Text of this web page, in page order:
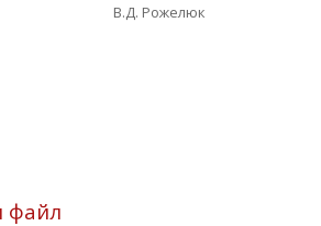
комісії
файл